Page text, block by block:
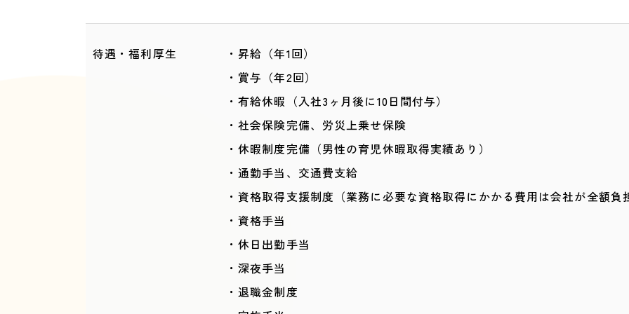
待遇・福利厚生
・昇給（年1回）
・賞与（年2回）
・有給休暇（入社3ヶ月後に10日間付与）
・社会保険完備、労災上乗せ保険
・休暇制度完備（男性の育児休暇取得実績あり）
・通勤手当、交通費支給
・資格取得支援制度（業務に必要な資格取得にかかる費用は会社が全額負
・資格手当
・休日出勤手当
・深夜手当
・退職金制度